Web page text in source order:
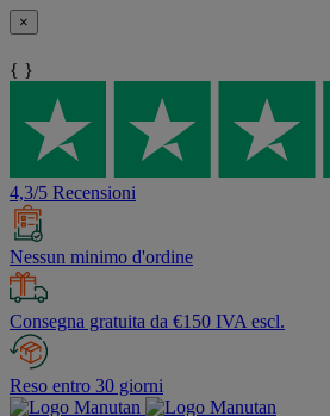
×
{ }
4,3/5 Recensioni
Nessun minimo d'ordine
Consegna gratuita da €150 IVA escl.
Reso entro 30 giorni